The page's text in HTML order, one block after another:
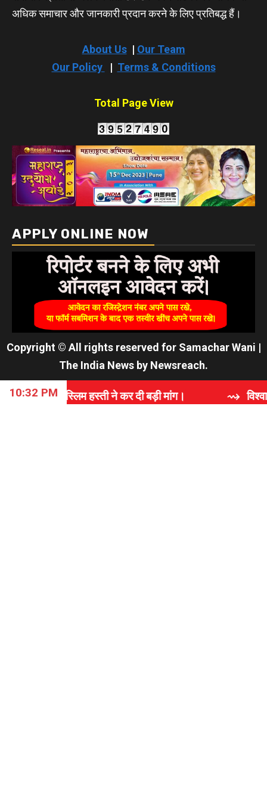
अधिक समाचार और जानकारी प्रदान करने के लिए प्रतिबद्ध हैं।
About Us| Our Team
Our Policy
| Terms & Conditions
Total Page View
APPLY ONLINE NOW
Copyright © All rights reserved for Samachar Wani |
The India News by Newsreach.
10:32 PM
हस्ती ने कर दी बड़ी मांग। ⇝ विश्वास, समर्पण और